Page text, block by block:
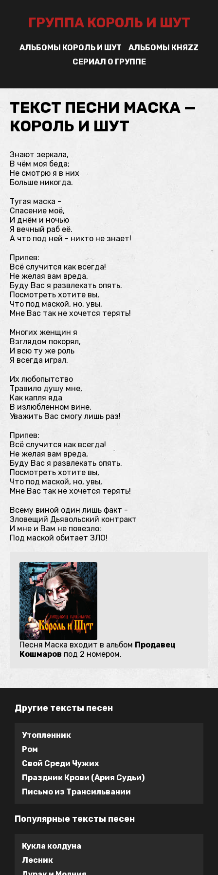
ГРУППА КОРОЛЬ И ШУТ
АЛЬБОМЫ КОРОЛЬ И ШУТ
АЛЬБОМЫ КНЯZZ
СЕРИАЛ О ГРУППЕ
ТЕКСТ ПЕСНИ МАСКА —
КОРОЛЬ И ШУТ
Знают зеркала,
В чём моя беда;
Не смотрю я в них
Больше никогда.
Тугая маска -
Спасение моё,
И днём и ночью
Я вечный раб её.
А что под ней - никто не знает!
Припев:
Всё случится как всегда!
Не желая вам вреда,
Буду Вас я развлекать опять.
Посмотреть хотите вы,
Что под маской, но, увы,
Мне Вас так не хочется терять!
Многих женщин я
Взглядом покорял,
И всю ту же роль
Я всегда играл.
Их любопытство
Травило душу мне,
Как капля яда
В излюбленном вине.
Уважить Вас смогу лишь раз!
Припев:
Всё случится как всегда!
Не желая вам вреда,
Буду Вас я развлекать опять.
Посмотреть хотите вы,
Что под маской, но, увы,
Мне Вас так не хочется терять!
Всему виной один лишь факт -
Зловещий Дьявольский контракт
И мне и Вам не повезло:
Под маской обитает ЗЛО!
Песня Маска входит в альбом Продавец
Кошмаров под 2 номером.
Другие тексты песен
Утопленник
Ром
Свой Среди Чужих
Праздник Крови (Ария Судьи)
Письмо из Трансильвании
Популярные тексты песен
Кукла колдуна
Лесник